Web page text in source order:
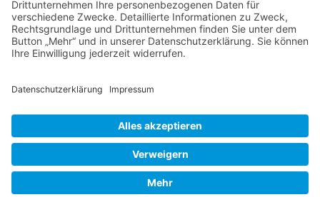
Ein muss im GartenBuchSchrank
Antworten
Cookie-Einstellungen© 2026 Wurzerls Garten